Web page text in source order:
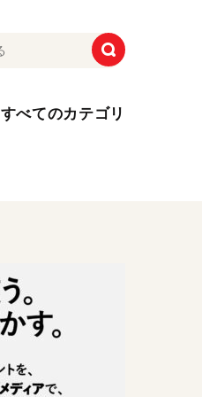
すべてのカテゴリ